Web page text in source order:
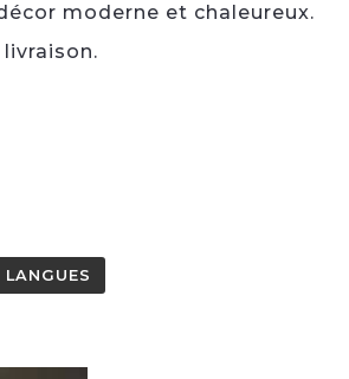
moderne et chaleureux.
LANGUES